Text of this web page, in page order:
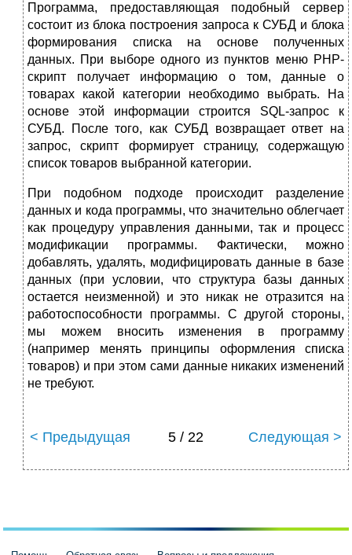
Программа, предоставляющая подобный сервер
состоит из блока построения запроса к СУБД и блока
формирования списка на основе полученных
данных. При выборе одного из пунктов меню PHP-
скрипт получает информацию о том, данные о
товарах какой категории необходимо выбрать. На
основе этой информации строится SQL-запрос к
СУБД. После того, как СУБД возвращает ответ на
запрос, скрипт формирует страницу, содержащую
список товаров выбранной категории.
При подобном подходе происходит разделение
данных и кода программы, что значительно облегчает
как процедуру управления данными, так и процесс
модификации программы. Фактически, можно
добавлять, удалять, модифицировать данные в базе
данных (при условии, что структура базы данных
остается неизменной) и это никак не отразится на
работоспособности программы. С другой стороны,
мы можем вносить изменения в программу
(например менять принципы оформления списка
товаров) и при этом сами данные никаких изменений
не требуют.
< Предыдущая 5 / 22 Следующая >